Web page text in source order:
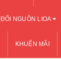
ĐỔI NGUỒN LIOA
KHUẾN MÃI